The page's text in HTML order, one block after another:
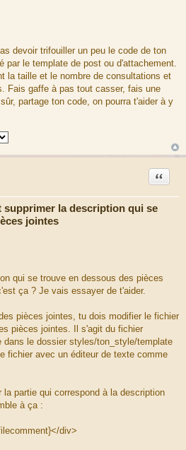
devoir trifouiller un peu le code de ton
par le template de post ou d'attachement.
la taille et le nombre de consultations et
Fais gaffe à pas tout casser, fais une
partage ton code, on pourra t'aider à y
supprimer la description qui se
jointes
Citation
qui se trouve en dessous des pièces
ça ? Je vais essayer de t'aider.
pièces jointes, tu dois modifier le fichier
pièces jointes. Il s'agit du fichier
le dossier styles/ton_style/template
fichier avec un éditeur de texte comme
la partie qui correspond à la description
à ça :
div>